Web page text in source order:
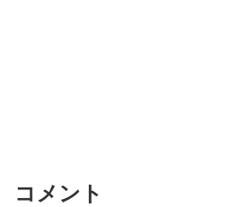
コメント